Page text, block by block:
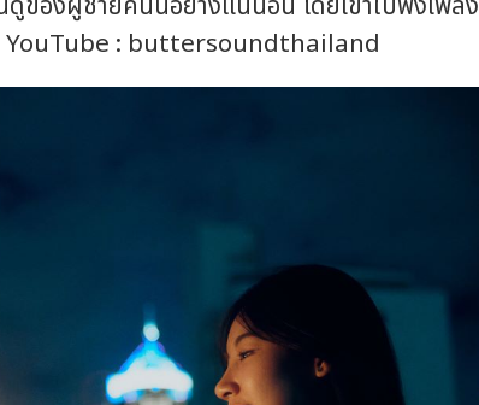
YouTube : buttersoundthailand